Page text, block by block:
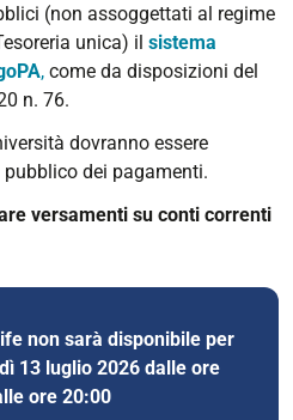
(non assoggettati al regime
unica) il sistema
, come da disposizioni del
n. 76.
dovranno essere
dei pagamenti.
versamenti su conti correnti
non sarà disponibile per
13 luglio 2026 dalle ore
ore 20:00